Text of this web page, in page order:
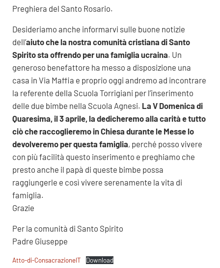
Preghiera del Santo Rosario.
Desideriamo anche informarvi sulle buone notizie
dell’aiuto che la nostra comunità cristiana di Santo
Spirito sta offrendo per una famiglia ucraina. Un
generoso benefattore ha messo a disposizione una
casa in Via Maffia e proprio oggi andremo ad incontrare
la referente della Scuola Torrigiani per l’inserimento
delle due bimbe nella Scuola Agnesi. La V Domenica di
Quaresima, il 3 aprile, la dedicheremo alla carità e tutto
ciò che raccoglieremo in Chiesa durante le Messe lo
devolveremo per questa famiglia, perché posso vivere
con più facilità questo inserimento e preghiamo che
presto anche il papà di queste bimbe possa
raggiungerle e così vivere serenamente la vita di
famiglia.
Grazie
Per la comunità di Santo Spirito
Padre Giuseppe
Atto-di-ConsacrazioneIT Download